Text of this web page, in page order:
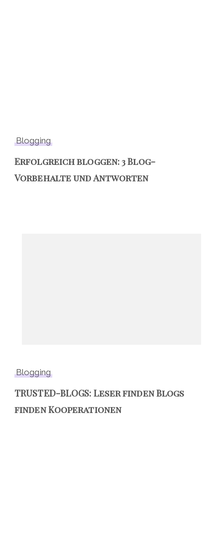
Blogging
Erfolgreich bloggen: 3 Blog-
Vorbehalte und Antworten
Blogging
TRUSTED-BLOGS: Leser finden Blogs
finden Kooperationen